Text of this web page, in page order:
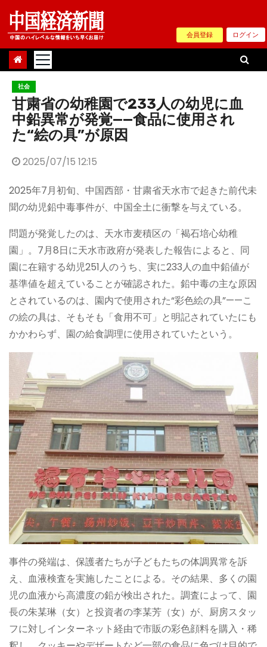
Skip
content
会員登録 ログイン
社会
甘粛省の幼稚園で233人の幼児に血
中鉛異常が発覚——食品に使用され
た“絵の具”が原因
2025/07/15 12:15
2025年7月初旬、中国西部・甘粛省天水市で起きた前代未
聞の幼児鉛中毒事件が、中国全土に衝撃を与えている。
問題が発覚したのは、天水市麦積区の「褐石培心幼稚
園」。7月8日に天水市政府が発表した報告によると、同
園に在籍する幼児251人のうち、実に233人の血中鉛値が
基準値を超えていることが確認された。鉛中毒の主な原因
とされているのは、園内で使用された“彩色絵の具”——こ
の絵の具は、そもそも「食用不可」と明記されていたにも
かかわらず、園の給食調理に使用されていたという。
事件の発端は、保護者たちが子どもたちの体調異常を訴
え、血液検査を実施したことによる。その結果、多くの園
児の血液から高濃度の鉛が検出された。調査によって、園
長の朱某琳（女）と投資者の李某芳（女）が、厨房スタッ
フに対しインターネット経由で市販の彩色顔料を購入・稀